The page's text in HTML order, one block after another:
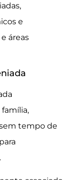
e
áreas
tempo de